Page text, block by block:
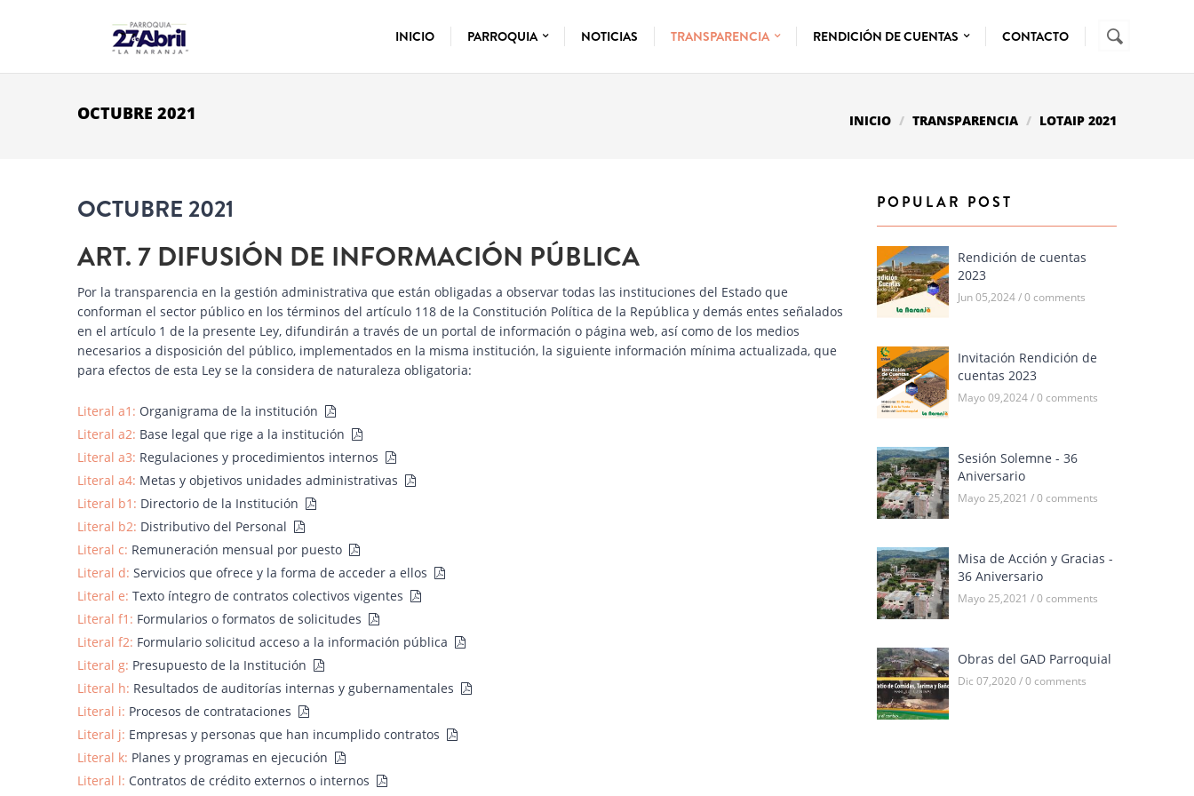
INICIO PARROQUIA NOTICIAS TRANSPARENCIA RENDICIÓN DE CUENTAS CONTACTO
DE
Buscar
OCTUBRE 2021 INICIO TRANSPARENCIA LOTAIP 2021
OCTUBRE 2021
ART. 7 DIFUSIÓN DE INFORMACIÓN PÚBLICA
Por la transparencia en la gestión administrativa que están obligadas a observar todas las instituciones del Estado que
conforman el sector público en los términos del artículo 118 de la Constitución Política de la República y demás entes señalados
en el artículo 1 de la presente Ley, difundirán a través de un portal de información o página web, así como de los medios
necesarios a disposición del público, implementados en la misma institución, la siguiente información mínima actualizada, que
para efectos de esta Ley se la considera de naturaleza obligatoria:
Literal a1: Organigrama de la institución
Literal a2: Base legal que rige a la institución
Literal a3: Regulaciones y procedimientos internos
Literal a4: Metas y objetivos unidades administrativas
Literal b1: Directorio de la Institución
Literal b2: Distributivo del Personal
Literal c: Remuneración mensual por puesto
Literal d: Servicios que ofrece y la forma de acceder a ellos
Literal e: Texto íntegro de contratos colectivos vigentes
Literal f1: Formularios o formatos de solicitudes
Literal f2: Formulario solicitud acceso a la información pública
Literal g: Presupuesto de la Institución
Literal h: Resultados de auditorías internas y gubernamentales
Literal i: Procesos de contrataciones
Literal j: Empresas y personas que han incumplido contratos
Literal k: Planes y programas en ejecución
Literal l: Contratos de crédito externos o internos
POPULAR POST
Rendición de cuentas
2023
Jun 05,2024 / 0 comments
Invitación Rendición de
cuentas 2023
Mayo 09,2024 / 0 comments
Sesión Solemne - 36
Aniversario
Mayo 25,2021 / 0 comments
Misa de Acción y Gracias -
36 Aniversario
Mayo 25,2021 / 0 comments
Obras del GAD Parroquial
Dic 07,2020 / 0 comments